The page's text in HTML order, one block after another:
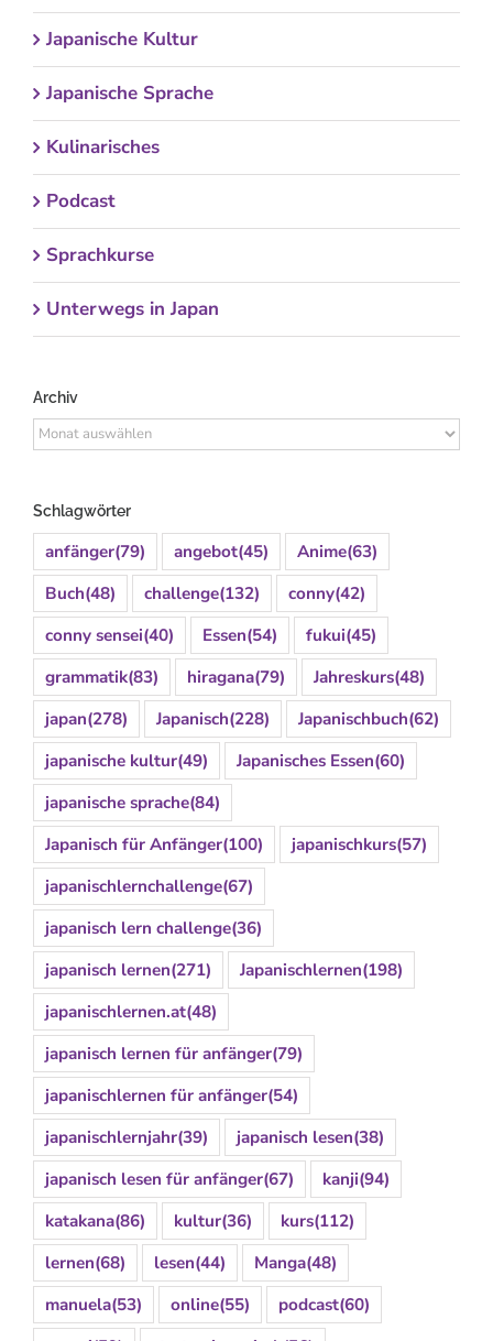
Japanische Kultur
Japanische Sprache
Kulinarisches
Podcast
Sprachkurse
Unterwegs in Japan
Archiv
Archiv
Schlagwörter
anfänger(79) angebot(45) Anime(63)
Buch(48) challenge(132) conny(42)
conny sensei(40) Essen(54) fukui(45)
grammatik(83) hiragana(79) Jahreskurs(48)
japan(278) Japanisch(228) Japanischbuch(62)
japanische kultur(49) Japanisches Essen(60)
japanische sprache(84)
Japanisch für Anfänger(100) japanischkurs(57)
japanischlernchallenge(67)
japanisch lern challenge(36)
japanisch lernen(271) Japanischlernen(198)
japanischlernen.at(48)
japanisch lernen für anfänger(79)
japanischlernen für anfänger(54)
japanischlernjahr(39) japanisch lesen(38)
japanisch lesen für anfänger(67) kanji(94)
katakana(86) kultur(36) kurs(112)
lernen(68) lesen(44) Manga(48)
manuela(53) online(55) podcast(60)